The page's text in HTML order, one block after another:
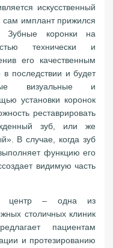
искусственный
сам имплант прижился
Зубные коронки на
технически и
его качественным
последствии и будет
визуальные и
установки коронок
реставрировать
зуб, или же
В случае, когда зуб
функцию его
видимую часть
центр – одна из
столичных клиник
пациентам
и протезированию